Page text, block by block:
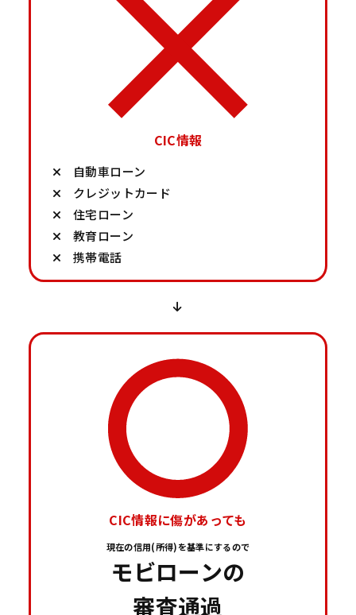
CIC情報
自動車ローン
クレジットカード
住宅ローン
教育ローン
携帯電話
CIC情報に傷があっても
現在の信用(所得)を基準にするので
モビローンの
審査通過